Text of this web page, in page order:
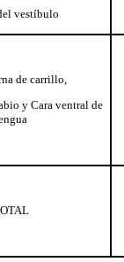
vestíbulo
de carrillo,
y Cara ventral de